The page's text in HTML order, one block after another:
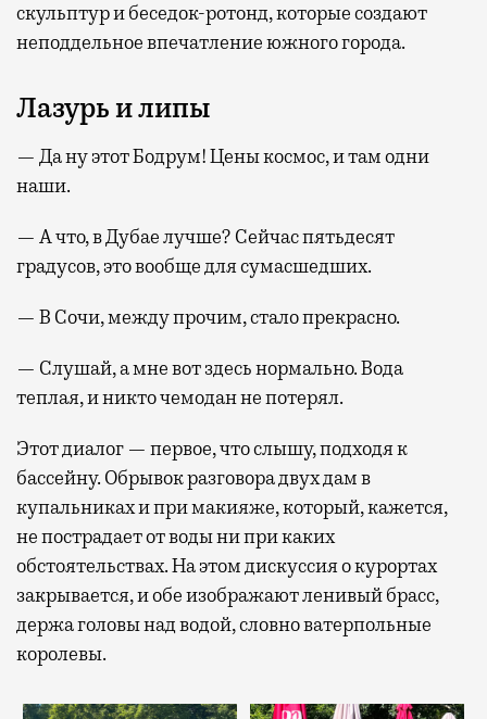
скульптур и беседок-ротонд, которые создают
неподдельное впечатление южного города.
Лазурь и липы
— Да ну этот Бодрум! Цены космос, и там одни
наши.
— А что, в Дубае лучше? Сейчас пятьдесят
градусов, это вообще для сумасшедших.
— В Сочи, между прочим, стало прекрасно.
— Слушай, а мне вот здесь нормально. Вода
теплая, и никто чемодан не потерял.
Этот диалог — первое, что слышу, подходя к
бассейну. Обрывок разговора двух дам в
купальниках и при макияже, который, кажется,
не пострадает от воды ни при каких
обстоятельствах. На этом дискуссия о курортах
закрывается, и обе изображают ленивый брасс,
держа головы над водой, словно ватерпольные
королевы.